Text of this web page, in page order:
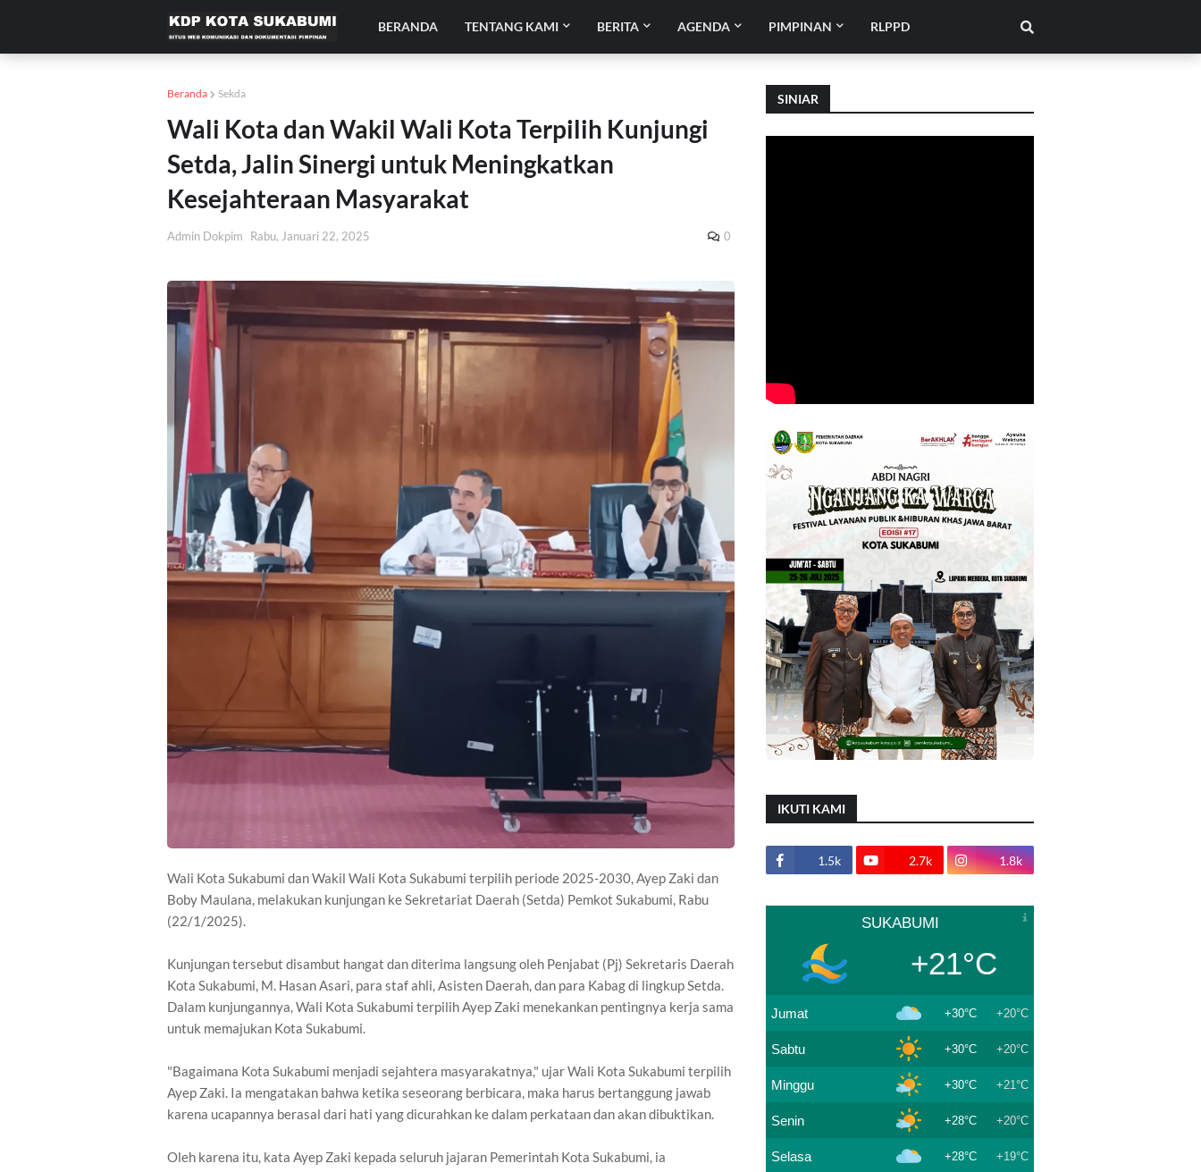
BERANDA TENTANG KAMI BERITA AGENDA PIMPINAN RLPPD
Beranda Sekda
Wali Kota dan Wakil Wali Kota Terpilih Kunjungi
Setda, Jalin Sinergi untuk Meningkatkan
Kesejahteraan Masyarakat
Admin Dokpim Rabu, Januari 22, 2025 0
Wali Kota Sukabumi dan Wakil Wali Kota Sukabumi terpilih periode 2025-2030, Ayep Zaki dan
Boby Maulana, melakukan kunjungan ke Sekretariat Daerah (Setda) Pemkot Sukabumi, Rabu
(22/1/2025).
Kunjungan tersebut disambut hangat dan diterima langsung oleh Penjabat (Pj) Sekretaris Daerah
Kota Sukabumi, M. Hasan Asari, para staf ahli, Asisten Daerah, dan para Kabag di lingkup Setda.
Dalam kunjungannya, Wali Kota Sukabumi terpilih Ayep Zaki menekankan pentingnya kerja sama
untuk memajukan Kota Sukabumi.
"Bagaimana Kota Sukabumi menjadi sejahtera masyarakatnya," ujar Wali Kota Sukabumi terpilih
Ayep Zaki. Ia mengatakan bahwa ketika seseorang berbicara, maka harus bertanggung jawab
karena ucapannya berasal dari hati yang dicurahkan ke dalam perkataan dan akan dibuktikan.
Oleh karena itu, kata Ayep Zaki kepada seluruh jajaran Pemerintah Kota Sukabumi, ia
SINIAR
IKUTI KAMI
1.5k 2.7k 1.8k
SUKABUMI
+21°C
Jumat +30°C +20°C
Sabtu +30°C +20°C
Minggu +30°C +21°C
Senin +28°C +20°C
Selasa +28°C +19°C